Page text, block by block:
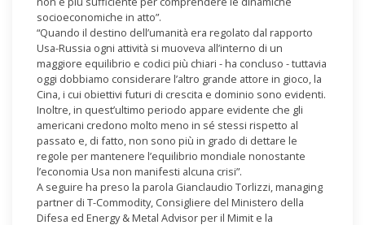
socioeconomiche in atto”.
“Quando il destino dell’umanità era regolato dal rapporto
Usa-Russia ogni attività si muoveva all’interno di un
maggiore equilibrio e codici più chiari - ha concluso - tuttavia
oggi dobbiamo considerare l’altro grande attore in gioco, la
Cina, i cui obiettivi futuri di crescita e dominio sono evidenti.
Inoltre, in quest’ultimo periodo appare evidente che gli
americani credono molto meno in sé stessi rispetto al
passato e, di fatto, non sono più in grado di dettare le
regole per mantenere l’equilibrio mondiale nonostante
l’economia Usa non manifesti alcuna crisi”.
A seguire ha preso la parola Gianclaudio Torlizzi, managing
partner di T-Commodity, Consigliere del Ministero della
Difesa ed Energy & Metal Advisor per il Mimit e la